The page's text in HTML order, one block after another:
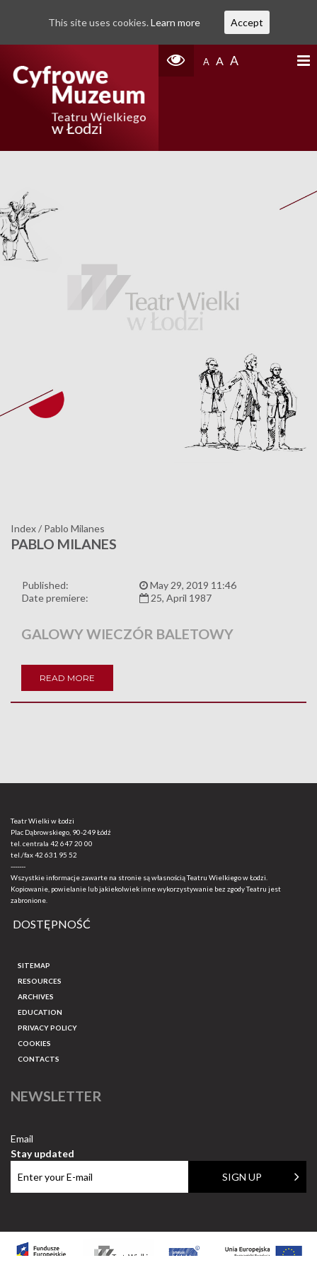
A A A
Index/ Pablo Milanes
PABLO MILANES
Published:
May 29, 2019 11:46
Date premiere:
25, April 1987
GALOWY WIECZÓR BALETOWY
READ MORE
Teatr Wielki w Łodzi
Plac Dąbrowskiego, 90-249 Łódź
tel. centrala 42 647 20 00
tel./fax42 631 95 52
-------
Wszystkie informacje zawarte na stronie są własnością Teatru Wielkiego w Łodzi.
Kopiowanie, powielanie lub jakiekolwiek inne wykorzystywanie bez zgody Teatru jest
zabronione.
DOSTĘPNOŚĆ
SITEMAP
RESOURCES
ARCHIVES
EDUCATION
PRIVACY POLICY
COOKIES
CONTACTS
NEWSLETTER
Email
Stay updated
This site uses cookies. Learn more Accept